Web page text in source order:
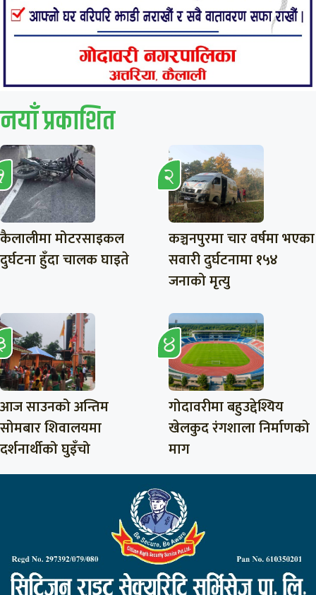
नयाँ प्रकाशित
कैलालीमा मोटरसाइकल
दुर्घटना हुँदा चालक घाइते
कञ्चनपुरमा चार वर्षमा भएका
सवारी दुर्घटनामा १५४
जनाको मृत्यु
आज साउनको अन्तिम
सोमबार शिवालयमा
दर्शनार्थीको घुइँचो
गोदावरीमा बहुउद्देश्यिय
खेलकुद रंगशाला निर्माणको
माग